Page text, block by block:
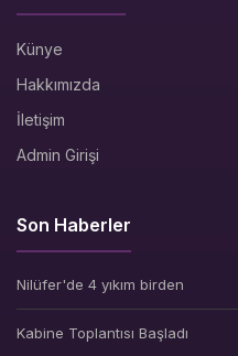
Künye
Hakkımızda
İletişim
Admin Girişi
Son Haberler
Nilüfer'de 4 yıkım birden
Kabine Toplantısı Başladı